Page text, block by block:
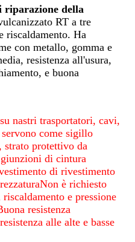
riparazione della
RT a tre
riscaldamento. Ha
con metallo, gomma e
resistenza all'usura,
e buona
nastri trasportatori, cavi,
come sigillo
protettivo da
di cintura
di rivestimento
è richiesto
e pressione
resistenza
alle alte e basse